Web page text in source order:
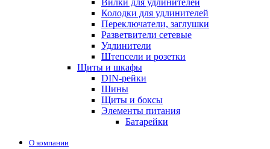
Вилки для удлинителей
Колодки для удлинителей
Переключатели, заглушки
Разветвители сетевые
Удлинители
Штепсели и розетки
Щиты и шкафы
DIN-рейки
Шины
Щиты и боксы
Элементы питания
Батарейки
О компании